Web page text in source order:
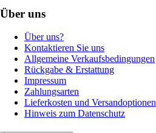
Über uns
Über uns?
Kontaktieren Sie uns
Allgemeine Verkaufsbedingungen
Rückgabe & Erstattung
Impressum
Zahlungsarten
Lieferkosten und Versandoptionen
Hinweis zum Datenschutz